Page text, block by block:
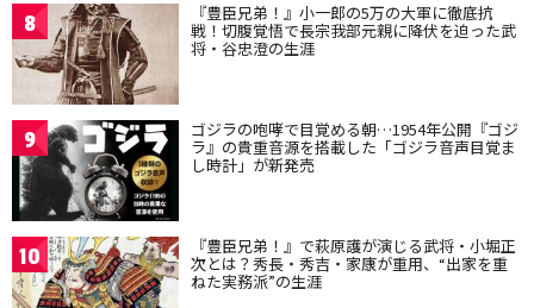
8 『豊臣兄弟！』小一郎の5万の大軍に徹底抗
戦！切腹覚悟で長宗我部元親に降伏を迫った武
将・谷忠澄の生涯
9 ゴジラの咆哮で目覚める朝…1954年公開『ゴジ
ラ』の貴重音源を搭載した「ゴジラ音声目覚ま
し時計」が新発売
10 『豊臣兄弟！』で萩原護が演じる武将・小堀正
次とは？秀長・秀吉・家康が重用、“出家を重
ねた実務派”の生涯